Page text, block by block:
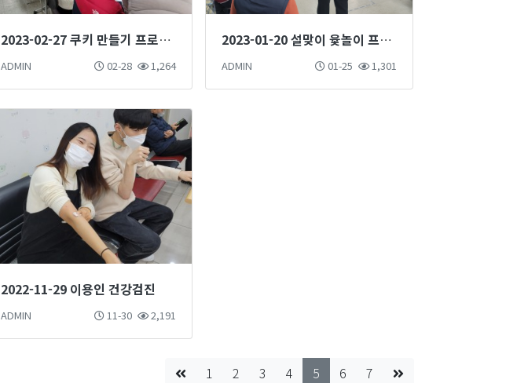
2023-02-27 쿠키 만들기 프로그램 진행
ADMIN 02-28 1,264
2023-01-20 설맞이 윷놀이 프로그램 진행
ADMIN 01-25 1,301
2022-11-29 이용인 건강검진
ADMIN 11-30 2,191
1 2 3 4 5 6 7